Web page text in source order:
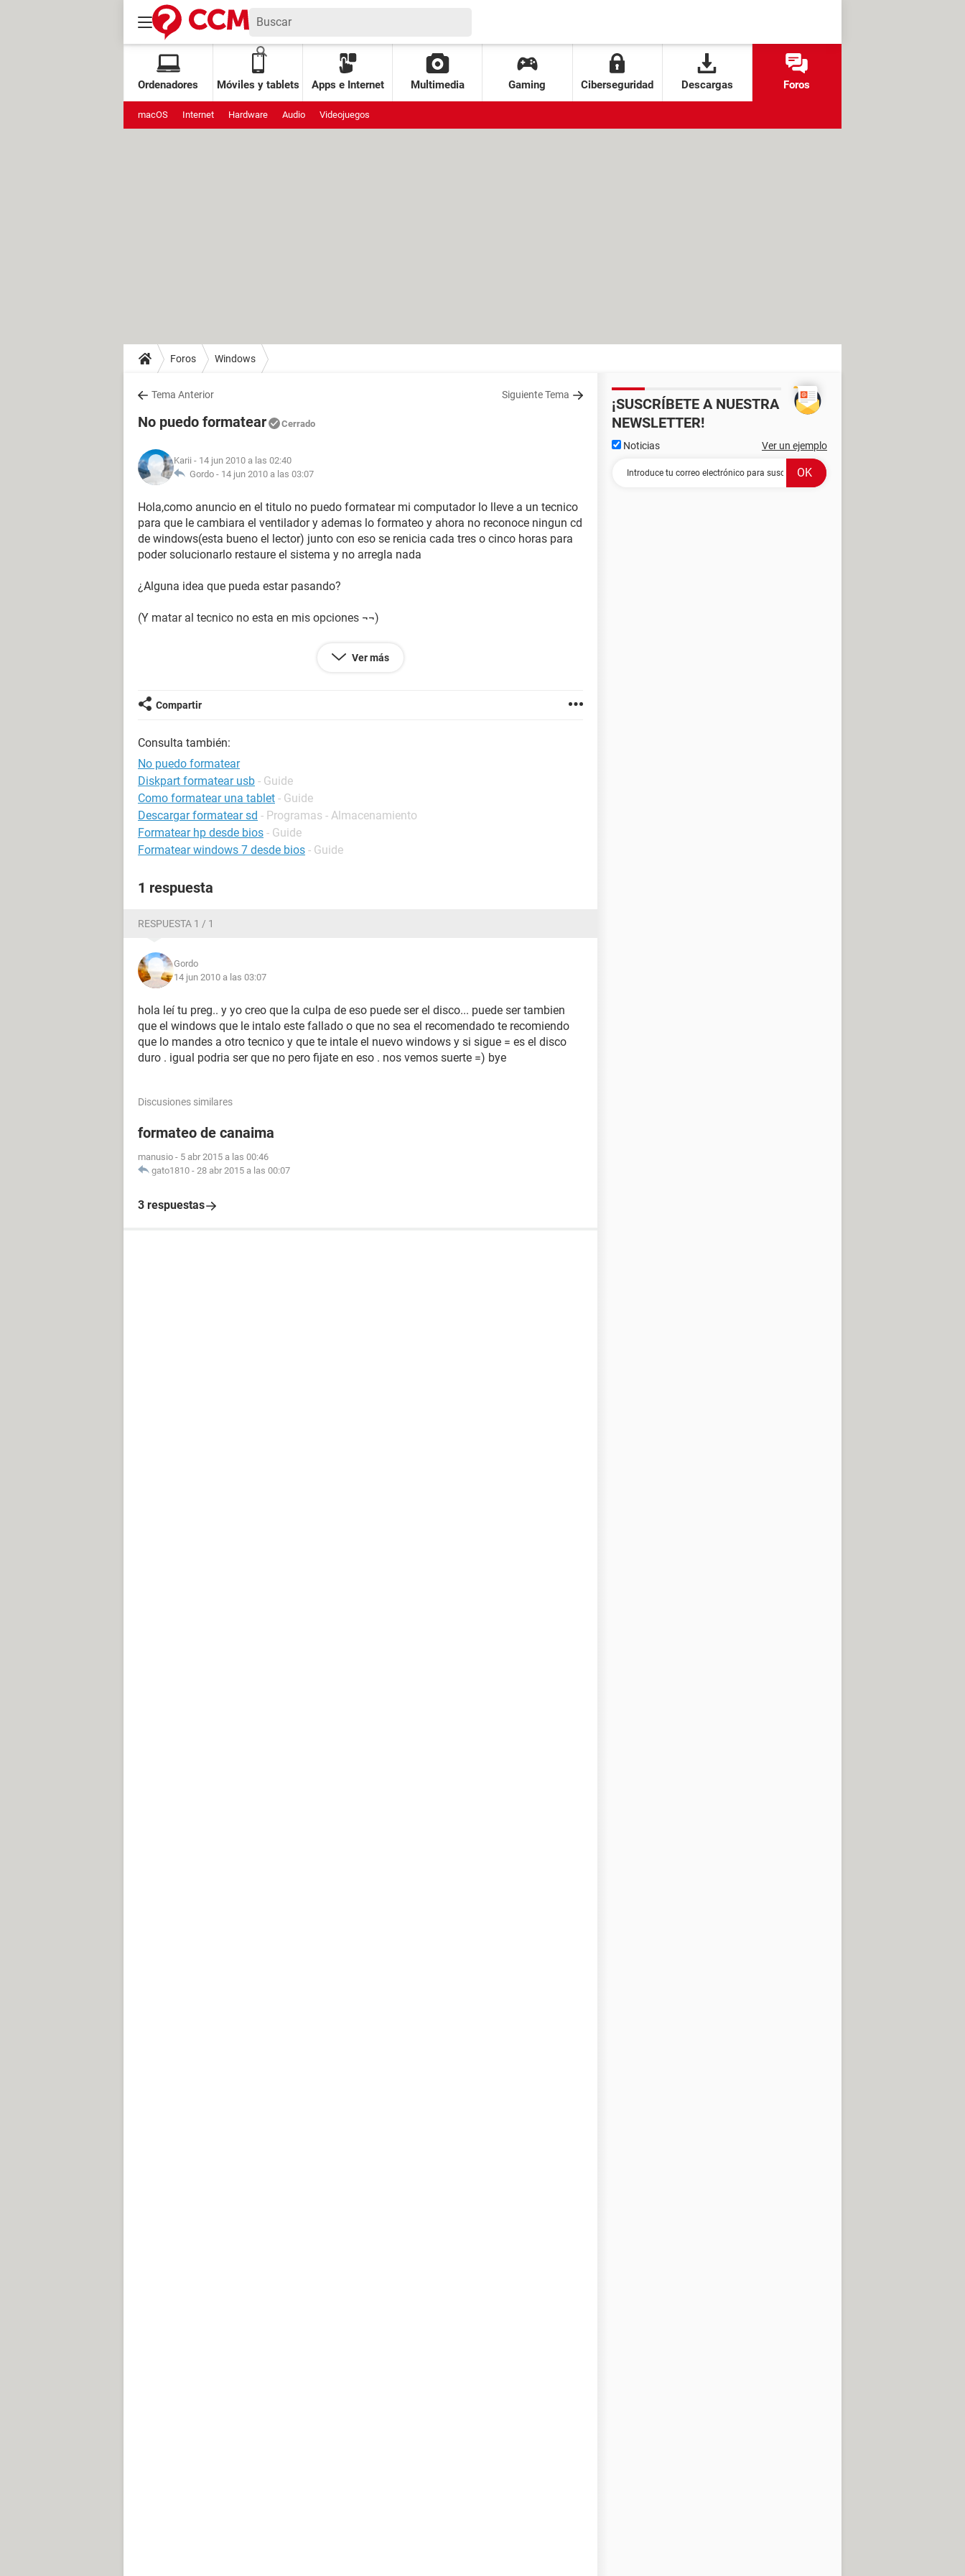
Ordenadores Móviles y tablets Apps e Internet Multimedia Gaming Ciberseguridad Descargas Foros
macOS Internet Hardware Audio Videojuegos
Foros Windows
Tema Anterior Siguiente Tema
No puedo formatear Cerrado
Karii - 14 jun 2010 a las 02:40
Gordo - 14 jun 2010 a las 03:07
Hola,como anuncio en el titulo no puedo formatear mi computador lo lleve a un tecnico
para que le cambiara el ventilador y ademas lo formateo y ahora no reconoce ningun cd
de windows(esta bueno el lector) junto con eso se renicia cada tres o cinco horas para
poder solucionarlo restaure el sistema y no arregla nada
¿Alguna idea que pueda estar pasando?
(Y matar al tecnico no esta en mis opciones ¬¬)
Ver más
Compartir
Consulta también:
No puedo formatear
Diskpart formatear usb - Guide
Como formatear una tablet - Guide
Descargar formatear sd - Programas - Almacenamiento
Formatear hp desde bios - Guide
Formatear windows 7 desde bios - Guide
1 respuesta
RESPUESTA 1 / 1
Gordo
14 jun 2010 a las 03:07
hola leí tu preg.. y yo creo que la culpa de eso puede ser el disco... puede ser tambien
que el windows que le intalo este fallado o que no sea el recomendado te recomiendo
que lo mandes a otro tecnico y que te intale el nuevo windows y si sigue = es el disco
duro . igual podria ser que no pero fijate en eso . nos vemos suerte =) bye
Discusiones similares
formateo de canaima
manusio - 5 abr 2015 a las 00:46
gato1810 - 28 abr 2015 a las 00:07
3 respuestas
¡SUSCRÍBETE A NUESTRA
NEWSLETTER!
Noticias Ver un ejemplo